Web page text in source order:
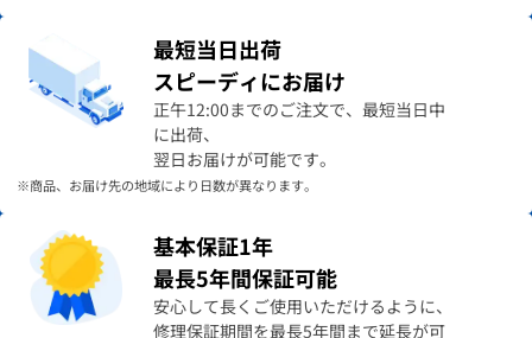
最短当日出荷
スピーディにお届け
正午12:00までのご注文で、最短当日中
に出荷、
翌日お届けが可能です。
※商品、お届け先の地域により日数が異なります。
基本保証1年
最長5年間保証可能
安心して長くご使用いただけるように、
修理保証期間を最長5年間まで延長が可